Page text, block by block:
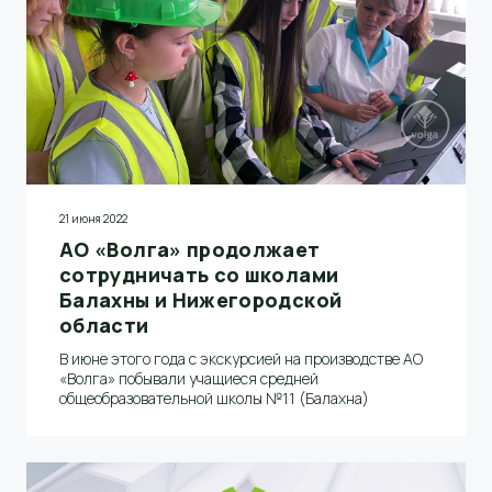
21 июня 2022
АО «Волга» продолжает
сотрудничать со школами
Балахны и Нижегородской
области
В июне этого года с экскурсией на производстве АО
«Волга» побывали учащиеся средней
общеобразовательной школы №11 (Балахна)